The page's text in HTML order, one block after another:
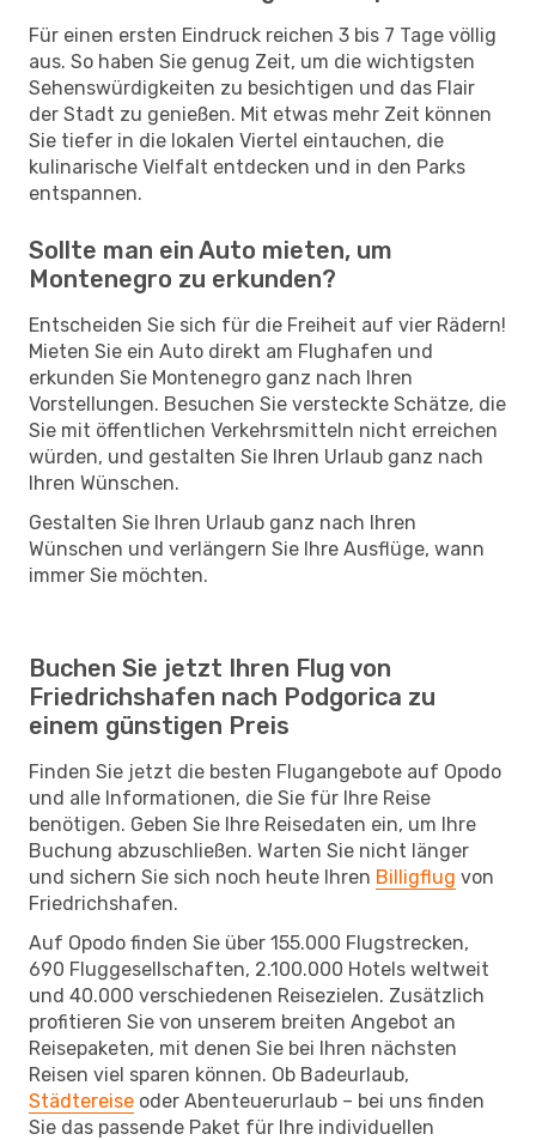
Für einen ersten Eindruck reichen 3 bis 7 Tage völlig
aus. So haben Sie genug Zeit, um die wichtigsten
Sehenswürdigkeiten zu besichtigen und das Flair
der Stadt zu genießen. Mit etwas mehr Zeit können
Sie tiefer in die lokalen Viertel eintauchen, die
kulinarische Vielfalt entdecken und in den Parks
entspannen.
Sollte man ein Auto mieten, um
Montenegro zu erkunden?
Entscheiden Sie sich für die Freiheit auf vier Rädern!
Mieten Sie ein Auto direkt am Flughafen und
erkunden Sie Montenegro ganz nach Ihren
Vorstellungen. Besuchen Sie versteckte Schätze, die
Sie mit öffentlichen Verkehrsmitteln nicht erreichen
würden, und gestalten Sie Ihren Urlaub ganz nach
Ihren Wünschen.
Gestalten Sie Ihren Urlaub ganz nach Ihren
Wünschen und verlängern Sie Ihre Ausflüge, wann
immer Sie möchten.
Buchen Sie jetzt Ihren Flug von
Friedrichshafen nach Podgorica zu
einem günstigen Preis
Finden Sie jetzt die besten Flugangebote auf Opodo
und alle Informationen, die Sie für Ihre Reise
benötigen. Geben Sie Ihre Reisedaten ein, um Ihre
Buchung abzuschließen. Warten Sie nicht länger
und sichern Sie sich noch heute Ihren Billigflug von
Friedrichshafen.
Auf Opodo finden Sie über 155.000 Flugstrecken,
690 Fluggesellschaften, 2.100.000 Hotels weltweit
und 40.000 verschiedenen Reisezielen. Zusätzlich
profitieren Sie von unserem breiten Angebot an
Reisepaketen, mit denen Sie bei Ihren nächsten
Reisen viel sparen können. Ob Badeurlaub,
Städtereise oder Abenteuerurlaub – bei uns finden
Sie das passende Paket für Ihre individuellen